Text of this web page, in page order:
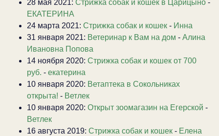
28 мая 2021: Стрижка собак и кошек в Царицыно -
ЕКАТЕРИНА
24 марта 2021: Стрижка собак и кошек - Инна
31 января 2021: Ветеринар к Вам на дом - Алина
Ивановна Попова
14 ноября 2020: Стрижка собак и кошек от 700
руб. - екатерина
10 января 2020: Ветаптека в Сокольниках
открыта! - Ветлек
10 января 2020: Открыт зоомагазин на Егерской -
Ветлек
16 августа 2019: Стрижка собак и кошек - Елена